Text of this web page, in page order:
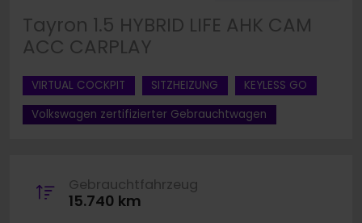
Tayron 1.5 HYBRID LIFE AHK CAM
ACC CARPLAY
VIRTUAL COCKPIT SITZHEIZUNG
KEYLESS GO
Volkswagen zertifizierter Gebrauchtwagen
Gebrauchtfahrzeug
15.740 km